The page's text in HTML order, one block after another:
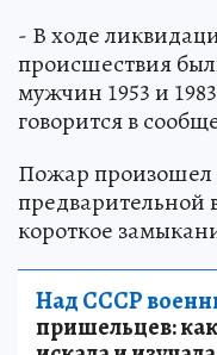
- В ходе
происшествия
мужчин 1953 и
говорится в
Пожар произошел
предварительной
короткое
Над СССР
пришельцев: как